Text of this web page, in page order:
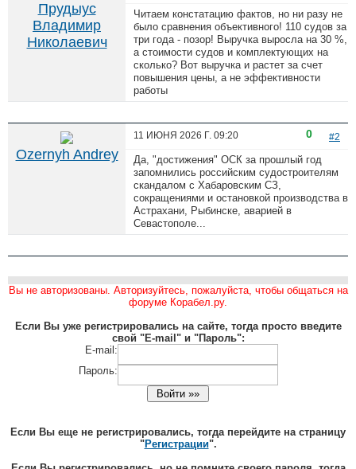
Словарь
Отзывы
Все службы
Прудыус
Владимир
Николаевич
Читаем констатацию фактов, но ни разу не
было сравнения объективного! 110 судов за
три года - позор! Выручка выросла на 30 %,
а стоимости судов и комплектующих на
сколько? Вот выручка и растет за счет
повышения цены, а не эффективности
работы
Ozernyh Andrey
11 ИЮНЯ 2026 Г. 09:20 #2
0
Да, "достижения" ОСК за прошлый год
запомнились российским судостроителям
скандалом с Хабаровским СЗ,
сокращениями и остановкой производства в
Астрахани, Рыбинске, аварией в
Севастополе...
Вы не авторизованы. Авторизуйтесь, пожалуйста, чтобы общаться на
форуме Корабел.ру.
Если Вы уже регистрировались на сайте, тогда просто введите
свой "E-mail" и "Пароль":
E-mail:
Пароль:
Если Вы еще не регистрировались, тогда перейдите на страницу
"Регистрации".